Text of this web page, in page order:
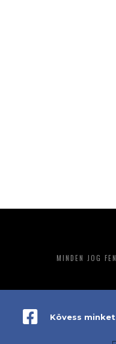
MINDEN JOG
ADATKEZELÉS
Kövess